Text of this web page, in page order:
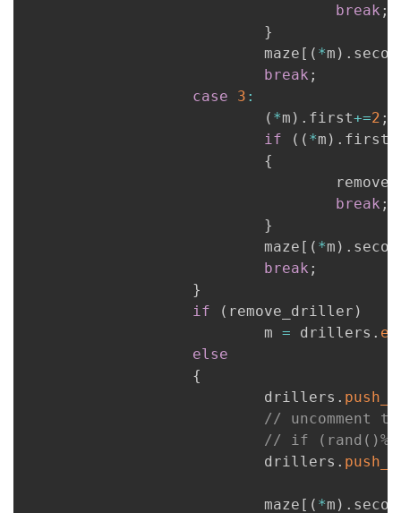
break ;
}
                           maze
[ ( *m ) .
break ;
case
3 :
( *m ) . first+=2 ;
if
( ( *m ) . first
{
break ;
}
                           maze
[ ( *m ) .
break ;
}
if
( remove_driller )
                           m
= drillers .
else
{
                           drillers
.
// uncomment
// if
                           drillers
.
                           maze
[ ( *m ) .